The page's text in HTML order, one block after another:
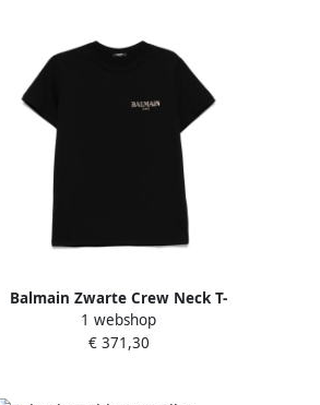
Balmain Zwarte Crew Neck T-
shirts en Polos Black Heren
1 webshop
€ 371,30